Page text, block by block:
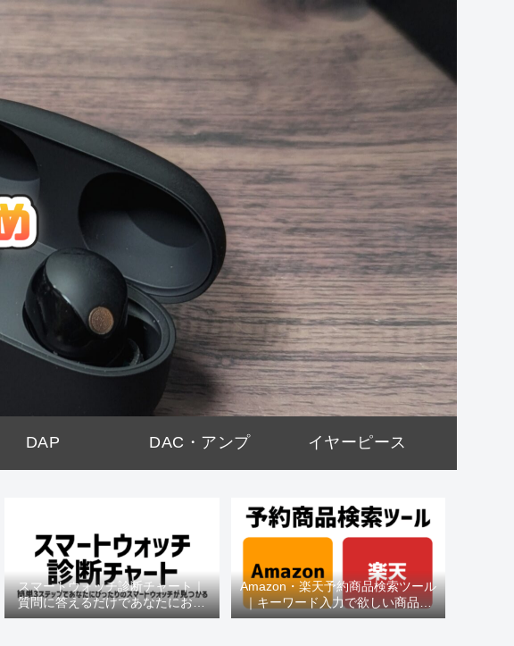
DAP DAC・アンプ イヤーピース
スマートウォッチ診断チャート｜
質問に答えるだけであなたにおす
すめの機種がわかる
Amazon・楽天予約商品検索ツール
｜キーワード入力で欲しい商品を
即チェック